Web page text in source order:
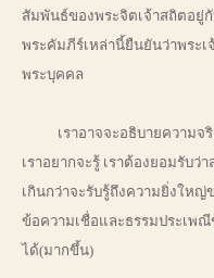
สัมพันธ์ของพระจิตเจ้าสถิตอยู่
พระคัมภีร์เหล่านี้ยืนยันว่าพระเ
พระบุคคล
เราอาจจะอธิบายความจริง
เราอยากจะรู้ เราต้องยอมรับ
เกินกว่าจะรับรู้ถึงความยิ่งใหญ่
ข้อความเชื่อและธรรมประเพณี
ได้(มากขึ้น)